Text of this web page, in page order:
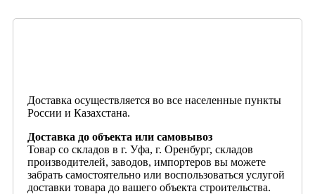
Доставка осуществляется во все населенные пункты
России и Казахстана.
Доставка до объекта или самовывоз
Товар со складов в г. Уфа, г. Оренбург, складов
производителей, заводов, импортеров вы можете
забрать самостоятельно или воспользоваться услугой
доставки товара до вашего объекта строительства.